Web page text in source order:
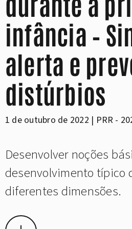
infância –
alerta e
distúrbios
1 de outubro de 2022 | PRR -
Desenvolver noções
desenvolvimento típico
diferentes dimensões.